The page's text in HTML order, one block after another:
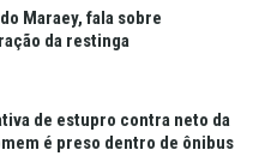
Maraey, fala sobre
da restinga
de estupro contra neto da
é preso dentro de ônibus